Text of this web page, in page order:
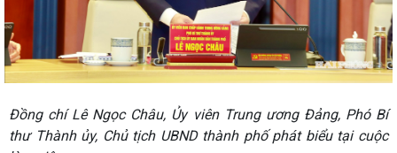
Đồng chí Lê Ngọc Châu, Ủy viên Trung ương Đảng, Phó Bí
thư Thành ủy, Chủ tịch UBND thành phố phát biểu tại cuộc